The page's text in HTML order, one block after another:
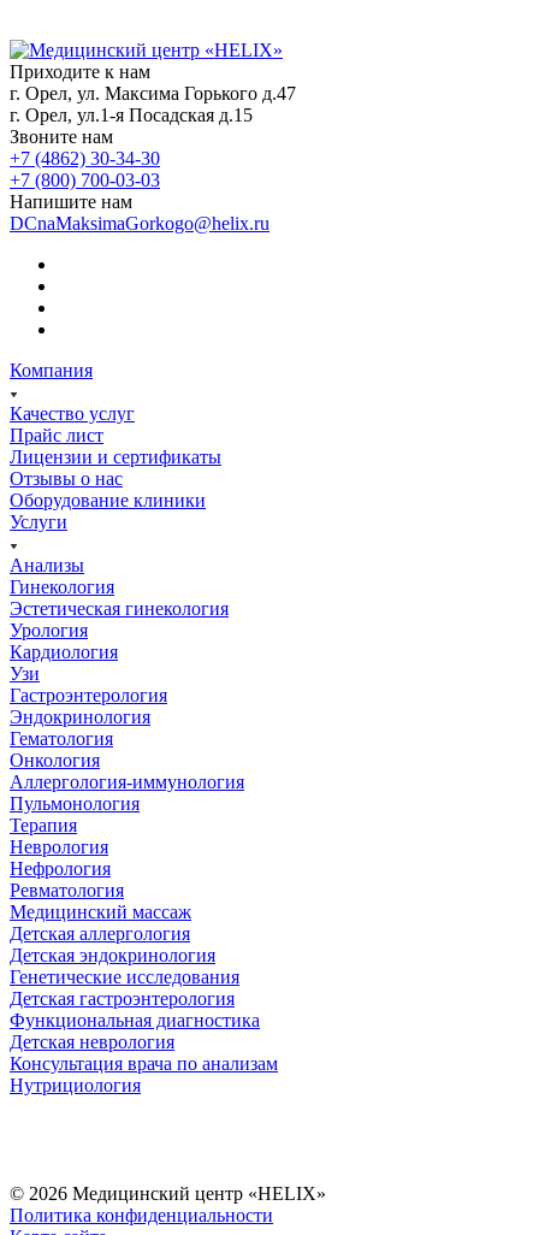
Приходите к нам
г. Орел, ул. Максима Горького д.47
г. Орел, ул.1-я Посадская д.15
Звоните нам
+7 (4862) 30-34-30
+7 (800) 700-03-03
Напишите нам
DCnaMaksimaGorkogo@helix.ru
Компания
Качество услуг
Прайс лист
Лицензии и сертификаты
Отзывы о нас
Оборудование клиники
Услуги
Анализы
Гинекология
Эстетическая гинекология
Урология
Кардиология
Узи
Гастроэнтерология
Эндокринология
Гематология
Онкология
Аллергология-иммунология
Пульмонология
Терапия
Неврология
Нефрология
Ревматология
Медицинский массаж
Детская аллергология
Детская эндокринология
Генетические исследования
Детская гастроэнтерология
Функциональная диагностика
Детская неврология
Консультация врача по анализам
Нутрициология
© 2026 Медицинский центр «HELIX»
Политика конфиденциальности